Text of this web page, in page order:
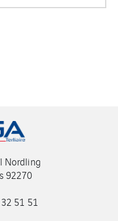
Nordling
92270
51 51